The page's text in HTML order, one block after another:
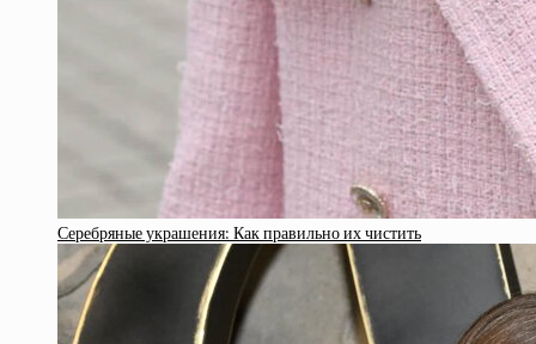
Серебряные украшения: Как правильно их чистить